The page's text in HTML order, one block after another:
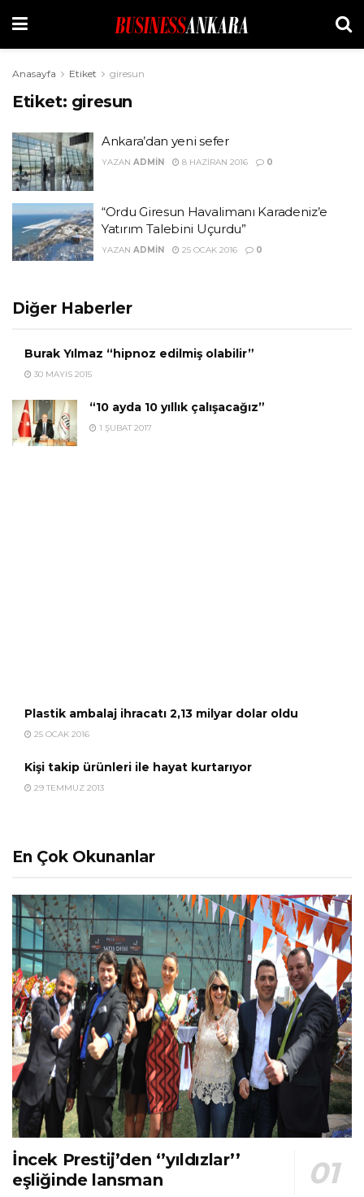
Anasayfa Etiket giresun
Etiket: giresun
Ankara’dan yeni sefer
YAZAN ADMIN 8 HAZIRAN 2016 0
“Ordu Giresun Havalimanı Karadeniz’e
Yatırım Talebini Uçurdu”
YAZAN ADMIN 25 OCAK 2016 0
Diğer Haberler
Burak Yılmaz “hipnoz edilmiş olabilir”
30 MAYIS 2015
“10 ayda 10 yıllık çalışacağız”
1 ŞUBAT 2017
Plastik ambalaj ihracatı 2,13 milyar dolar oldu
25 OCAK 2016
Kişi takip ürünleri ile hayat kurtarıyor
29 TEMMUZ 2013
En Çok Okunanlar
İncek Prestij’den ‘’yıldızlar’’
eşliğinde lansman